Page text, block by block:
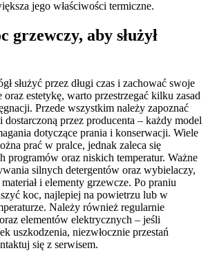
jego właściwości termiczne.
grzewczy, aby służył
służyć przez długi czas i zachować swoje
oraz estetykę, warto przestrzegać kilku zasad
Przede wszystkim należy zapoznać
dostarczoną przez producenta – każdy model
dotyczące prania i konserwacji. Wiele
prać w pralce, jednak zaleca się
programów oraz niskich temperatur. Ważne
silnych detergentów oraz wybielaczy,
i elementy grzewcze. Po praniu
koc, najlepiej na powietrzu lub w
Należy również regularnie
elementów elektrycznych – jeśli
uszkodzenia, niezwłocznie przestań
się z serwisem.